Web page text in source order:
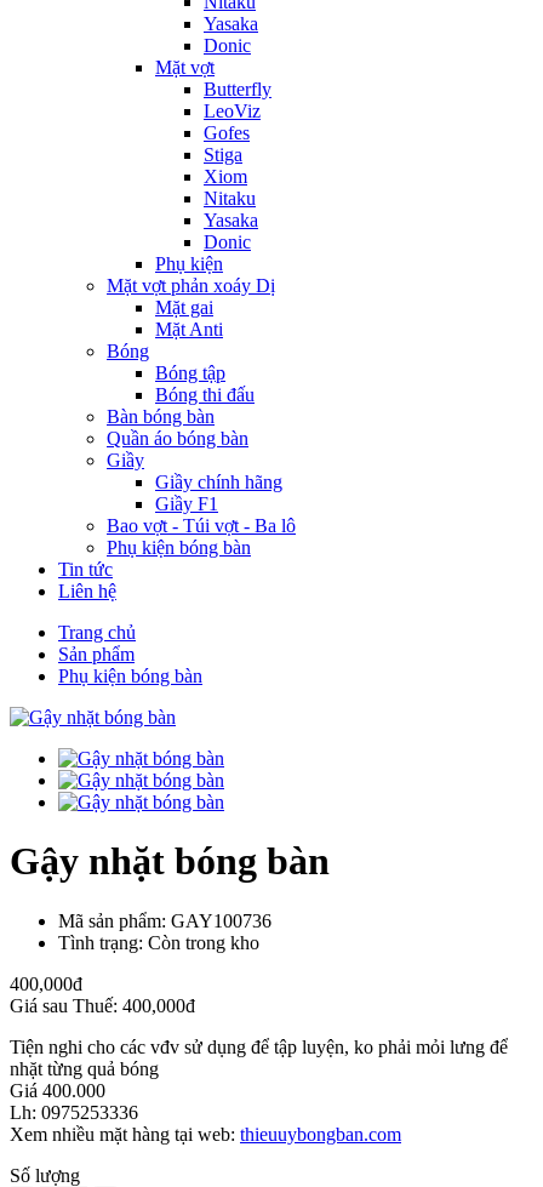
Yasaka
Donic
Mặt vợt
Butterfly
LeoViz
Gofes
Stiga
Xiom
Nitaku
Yasaka
Donic
Phụ kiện
Mặt vợt phản xoáy Dị
Mặt gai
Mặt Anti
Bóng
Bóng tập
Bóng thi đấu
Bàn bóng bàn
Quần áo bóng bàn
Giầy
Giầy chính hãng
Giầy F1
Bao vợt - Túi vợt - Ba lô
Phụ kiện bóng bàn
Tin tức
Liên hệ
Trang chủ
Sản phẩm
Phụ kiện bóng bàn
Gậy nhặt bóng bàn
Mã sản phẩm: GAY100736
Tình trạng: Còn trong kho
400,000đ
Giá sau Thuế: 400,000đ
Tiện nghi cho các vđv sử dụng để tập luyện, ko phải mỏi lưng để
nhặt từng quả bóng
Giá 400.000
Lh: 0975253336
Xem nhiều mặt hàng tại web: thieuuybongban.com
Số lượng